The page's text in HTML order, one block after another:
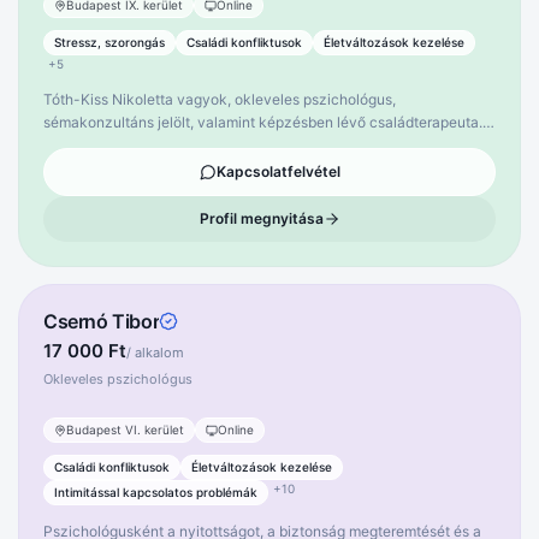
Budapest IX. kerület Online
Stressz, szorongás Családi konfliktusok
Életváltozások kezelése
+5
Tóth-Kiss Nikoletta vagyok, okleveles pszichológus,
sémakonzultáns jelölt, valamint képzésben lévő családterapeuta.
Munkám során egy közös gondolkodásra hívom a másik felet. A
pszichológiai ülések ugyanis a közös munkáról szólnak, amelyek
során egy empatikus és elfogadó közegben a kliens erőforrásaira
támaszkodunk, hogy elérjük a kívánt változást, fejlődést.
Kapcsolatfelvétel
Profil megnyitása
Csernó Tibor
17 000 Ft/ alkalom
Okleveles pszichológus
Budapest VI. kerület Online
Családi konfliktusok
Életváltozások kezelése
Intimitással kapcsolatos problémák
+10
Pszichológusként a nyitottságot, a biztonság megteremtését és a